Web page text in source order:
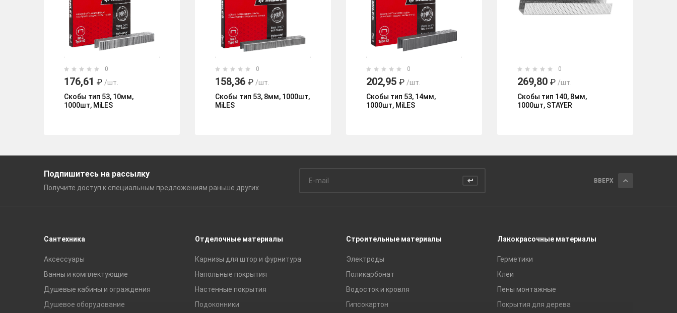
0
176,61 ₽ /шт.
Скобы тип 53, 10мм,
1000шт, MiLES
0
158,36 ₽ /шт.
Скобы тип 53, 8мм, 1000шт,
MiLES
0
202,95 ₽ /шт.
Скобы тип 53, 14мм,
1000шт, MiLES
0
269,80 ₽ /шт.
Скобы тип 140, 8мм,
1000шт, STAYER
Подпишитесь на рассылку
Получите доступ к специальным предложениям раньше других
ВВЕРХ
Сантехника
Аксессуары
Ванны и комплектующие
Душевые кабины и ограждения
Душевое оборудование
Отделочные материалы
Карнизы для штор и фурнитура
Напольные покрытия
Настенные покрытия
Подоконники
Строительные материалы
Электроды
Поликарбонат
Водосток и кровля
Гипсокартон
Лакокрасочные материалы
Герметики
Клеи
Пены монтажные
Покрытия для дерева